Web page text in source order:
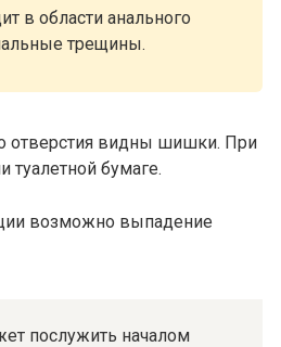
в области анального
трещины.
отверстия видны шишки. При
туалетной бумаге.
возможно выпадение
послужить началом